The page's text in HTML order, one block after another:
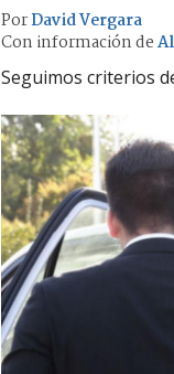
PorDavid Vergara
Con información de
Seguimos criterios